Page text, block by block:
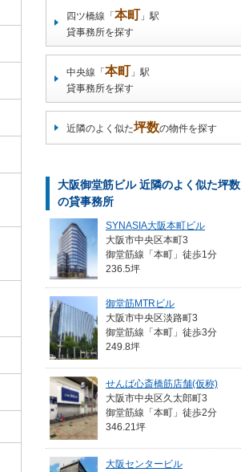
四ツ橋線「 本町 」駅
貸事務所を探す
中央線「 本町 」駅
貸事務所を探す
近隣のよく似た坪数の物件を探す
大阪御堂筋ビル 近隣のよく似た坪数
の貸事務所
SYNASIA大阪本町ビル
大阪市中央区本町3
御堂筋線「本町」徒歩1分
236.5坪
御堂筋MTRビル
大阪市中央区淡路町3
御堂筋線「本町」徒歩3分
249.8坪
せんば心斎橋筋店舗(仮称)
大阪市中央区久太郎町3
御堂筋線「本町」徒歩2分
346.21坪
大阪センタービル